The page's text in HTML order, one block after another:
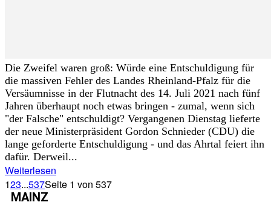
Die Zweifel waren groß: Würde eine Entschuldigung für
die massiven Fehler des Landes Rheinland-Pfalz für die
Versäumnisse in der Flutnacht des 14. Juli 2021 nach fünf
Jahren überhaupt noch etwas bringen - zumal, wenn sich
"der Falsche" entschuldigt? Vergangenen Dienstag lieferte
der neue Ministerpräsident Gordon Schnieder (CDU) die
lange geforderte Entschuldigung - und das Ahrtal feiert ihn
dafür. Derweil...
Weiterlesen
123...537Seite 1 von 537
MAINZ